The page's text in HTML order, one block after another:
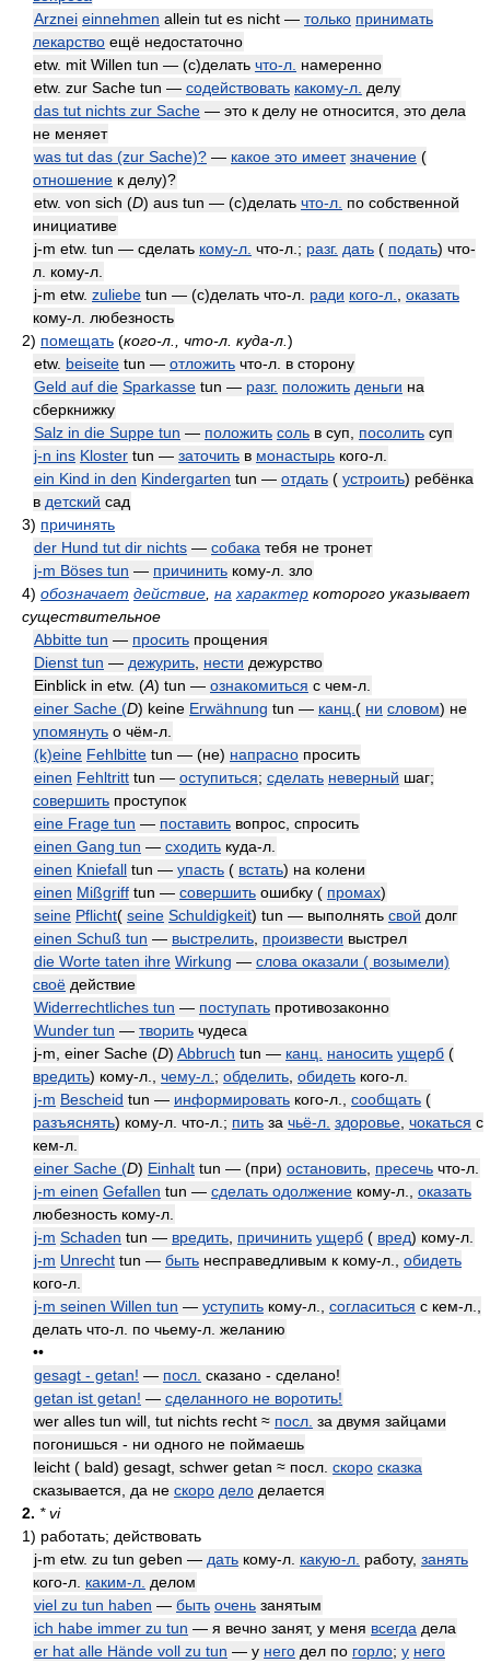
Arznei einnehmen allein tut es nicht — только принимать
лекарство ещё недостаточно
etw. mit Willen tun — (с)делать что-л. намеренно
etw. zur Sache tun — содействовать какому-л. делу
das tut nichts zur Sache — это к делу не относится, это дела
не меняет
was tut das (zur Sache)? — какое это имеет значение (
отношение к делу)?
etw. von sich (D) aus tun — (с)делать что-л. по собственной
инициативе
j-m etw. tun — сделать кому-л. что-л.; разг. дать ( подать) что-
л. кому-л.
j-m etw. zuliebe tun — (с)делать что-л. ради кого-л.
оказать
кому-л. любезность
2) помещать (кого-л., что-л. куда-л. )
etw. beiseite tun — отложить что-л. в сторону
Geld auf die Sparkasse tun — разг. положить деньги на
сберкнижку
Salz in die Suppe tun — положить соль в суп, посолить суп
j-n ins Kloster tun — заточить в монастырь кого-л.
ein Kind in den Kindergarten tun — отдать ( устроить) ребёнка
в детский сад
3) причинять
der Hund tut dir nichts — собака тебя не тронет
j-m Böses tun — причинить кому-л. зло
4) обозначает действие на характер которого указывает
существительное
Abbitte tun — просить прощения
Dienst tun — дежурить нести дежурство
Einblick in etw. (A) tun — ознакомиться с чем-л.
einer Sache (D) keine Erwähnung tun — канц. ( ни словом) не
упомянуть о чём-л.
(k)eine Fehlbitte tun — (не) напрасно просить
einen Fehltritt tun — оступиться; сделать неверный шаг;
совершить проступок
eine Frage tun — поставить вопрос, спросить
einen Gang tun — сходить куда-л.
einen Kniefall tun — упасть ( встать) на колени
einen Mißgriff tun — совершить ошибку ( промах)
seine Pflicht( seine Schuldigkeit) tun — выполнять свой долг
einen Schuß tun — выстрелить произвести выстрел
die Worte taten ihre Wirkung — слова оказали ( возымели)
своё действие
Widerrechtliches tun — поступать противозаконно
Wunder tun — творить чудеса
j-m, einer Sache (D) Abbruch tun — канц. наносить ущерб (
вредить) кому-л., чему-л. ; обделить обидеть кого-л.
j-m Bescheid tun — информировать кого-л., сообщать (
разъяснять) кому-л. что-л.; пить за чьё-л. здоровье чокаться с
кем-л.
einer Sache (D) Einhalt tun — (при) остановить пресечь что-л.
j-m einen Gefallen tun — сделать одолжение кому-л., оказать
любезность кому-л.
j-m Schaden tun — вредить причинить ущерб ( вред) кому-л.
j-m Unrecht tun — быть несправедливым к кому-л., обидеть
кого-л.
j-m seinen Willen tun — уступить кому-л., согласиться с кем-л.,
делать что-л. по чьему-л. желанию
••
gesagt - getan! — посл. сказано - сделано!
getan ist getan! — сделанного не воротить!
wer alles tun will, tut nichts recht ≈ посл. за двумя зайцами
погонишься - ни одного не поймаешь
leicht ( bald) gesagt, schwer getan ≈ посл. скоро сказка
сказывается, да не скоро дело делается
2. * vi
1) работать; действовать
j-m etw. zu tun geben — дать кому-л. какую-л. работу, занять
кого-л. каким-л. делом
viel zu tun haben — быть очень занятым
ich habe immer zu tun — я вечно занят, у меня всегда дела
er hat alle Hände voll zu tun — у него дел по горло; у него